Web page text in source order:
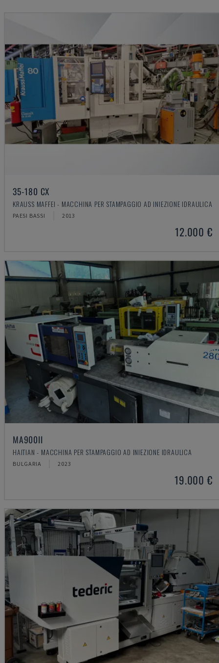
35-180 CX
KRAUSS MAFFEI - MACCHINA PER STAMPAGGIO AD INIEZIONE IDRAULICA
PAESI BASSI 2013
12.000 €
MA900ІІ
HAITIAN - MACCHINA PER STAMPAGGIO AD INIEZIONE IDRAULICA
BULGARIA 2023
19.000 €